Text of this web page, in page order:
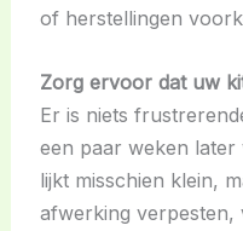
of herstellingen
Zorg ervoor dat uw
Er is niets
een paar weken later
lijkt misschien klein,
afwerking verpesten,